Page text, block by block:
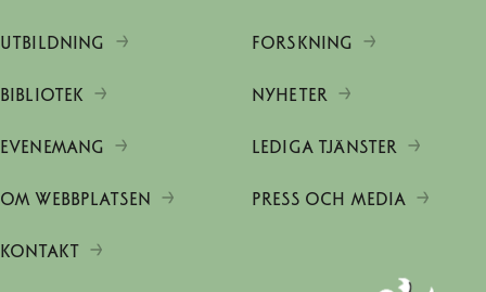
UTBILDNING FORSKNING
BIBLIOTEK NYHETER
EVENEMANG LEDIGA TJÄNSTER
OM WEBBPLATSEN PRESS OCH MEDIA
KONTAKT